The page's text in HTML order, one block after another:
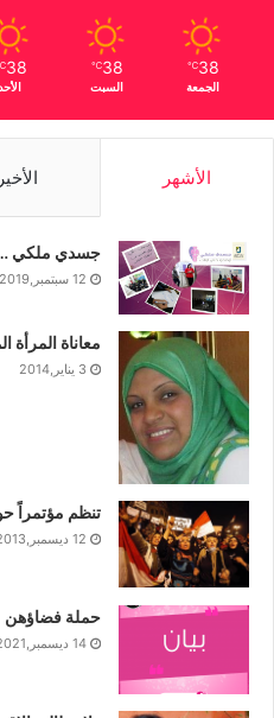
38
℃
الجمعة
38
℃
السبت
38
الأشهر
جسدي ملكي …
12 سبتمبر,2019
معاناة
3 يناير,2014
تنظم مؤتمراً
12 ديسمبر,2013
حملة فضاؤهن
14 ديسمبر,2021